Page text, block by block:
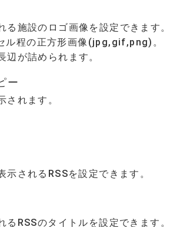
る施設のロゴ画像を設定できます。
ル程の正方形画像(jpg,gif,png)。
辺が詰められます。
ー
されます。
示されるRSSを設定できます。
るRSSのタイトルを設定できます。